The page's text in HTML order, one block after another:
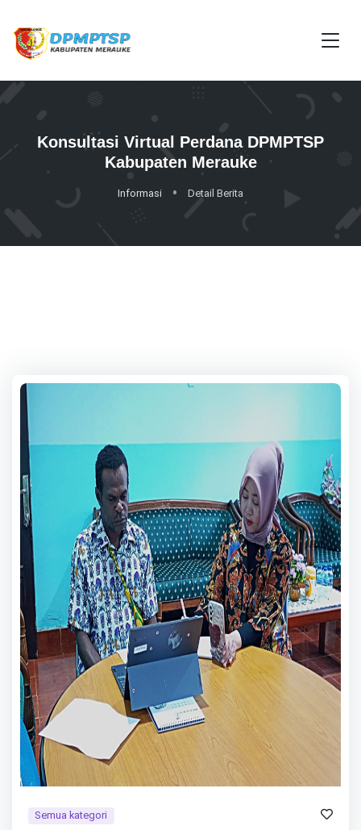
Konsultasi Virtual Perdana DPMPTSP
Kabupaten Merauke
Informasi Detail Berita
Semua kategori